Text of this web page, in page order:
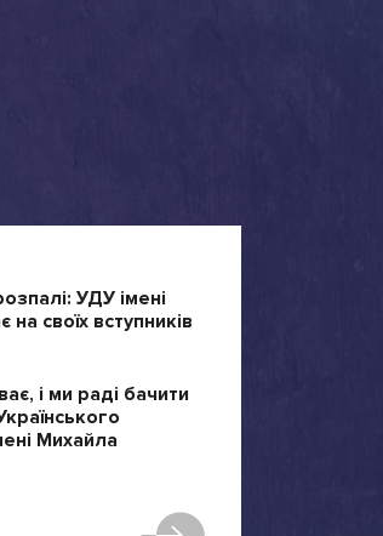
УДУ імені
своїх вступників
і ми раді бачити
Михайла